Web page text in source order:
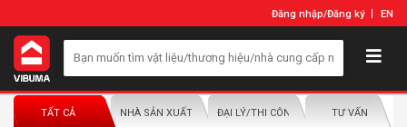
Đăng nhập/Đăng ký EN
TẤT CẢ NHÀ SẢN XUẤT/NHÀ PHÂN PHỐIĐẠI LÝ/THI CÔNG LẮP ĐẶTTƯ VẤN